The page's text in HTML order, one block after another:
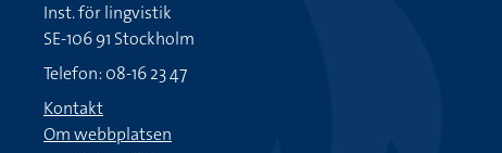
Inst. för lingvistik
SE-106 91 Stockholm
Telefon: 08-16 23 47
Kontakt
Om webbplatsen